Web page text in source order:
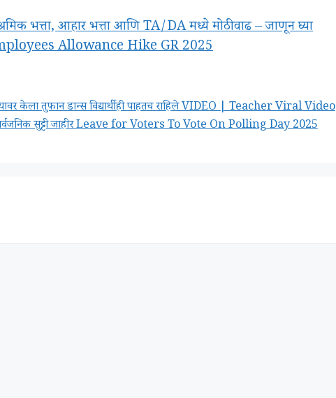
भत्ता, आहार भत्ता आणि TA/DA मध्ये मोठी वाढ – जाणून घ्या
Allowance Hike GR 2025
केला तुफान डान्स विद्यार्थीही पाहतच राहिले VIDEO | Teacher Viral Video
सुट्टी जाहीर Leave for Voters To Vote On Polling Day 2025